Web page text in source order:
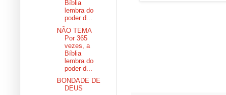
Bíblia
lembra do
poder d...
NÃO TEMA
Por 365
vezes, a
Bíblia
lembra do
poder d...
BONDADE DE
DEUS